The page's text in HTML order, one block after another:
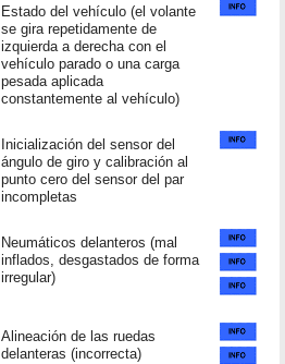
Estado del vehículo (el volante
se gira repetidamente de
izquierda a derecha con el
vehículo parado o una carga
pesada aplicada
constantemente al vehículo)
Inicialización del sensor del
ángulo de giro y calibración al
punto cero del sensor del par
incompletas
Neumáticos delanteros (mal
inflados, desgastados de forma
irregular)
Alineación de las ruedas
delanteras (incorrecta)